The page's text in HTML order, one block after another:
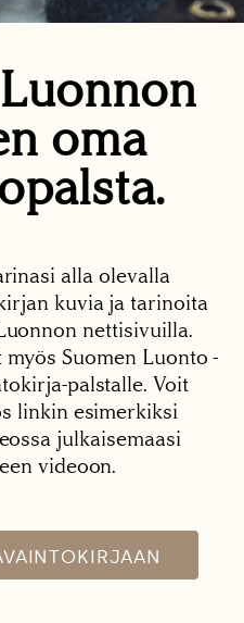
oma
alla olevalla
kuvia ja tarinoita
nettisivuilla.
Suomen Luonto -
palstalle. Voit
linkin esimerkiksi
julkaisemaasi
videoon.